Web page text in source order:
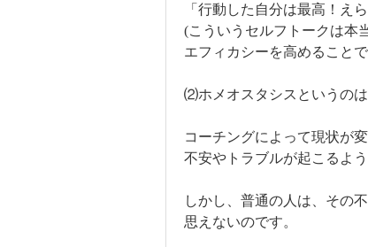
「行動した自分は最高！え
(こういうセルフトークは本
エフィカシーを高めること
⑵ホメオスタシスというのは
コーチングによって現状が
不安やトラブルが起こるよう
しかし、普通の人は、その
思えないのです。